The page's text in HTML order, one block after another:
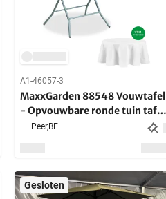
A1-46057-3
MaxxGarden 88548 Vouwtafel
- Opvouwbare ronde tuin tafel
- 60x74 cm - 2 stuk
Peer,BE
Gesloten